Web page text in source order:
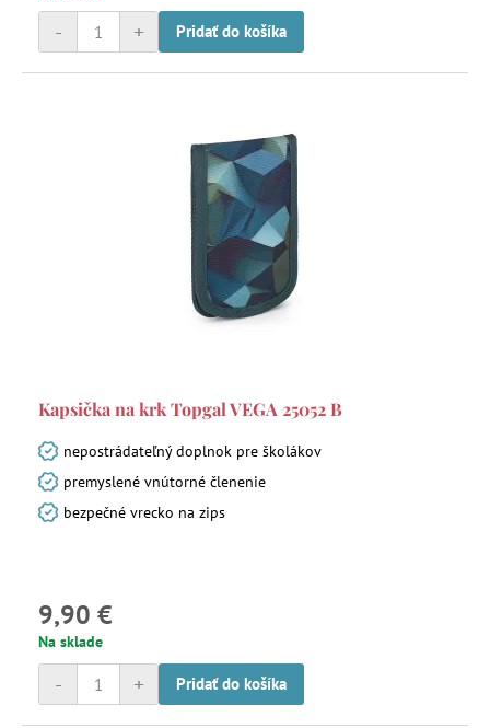
+
- Pridať do košíka
Kapsička na krk Topgal VEGA 25052 B
nepostrádateľný doplnok pre školákov
premyslené vnútorné členenie
bezpečné vrecko na zips
9,90 €
Na sklade
+
- Pridať do košíka